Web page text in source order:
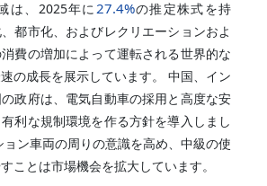
は、2025年に27.4%の推定株式を持
都市化、およびレクリエーションおよ
費の増加によって運転される世界的な
の成長を展示しています。 中国、イン
の政府は、電気自動車の採用と高度な安
利な規制環境を作る方針を導入しまし
ン車両の周りの意識を高め、中級の使
ことは市場機会を拡大しています。